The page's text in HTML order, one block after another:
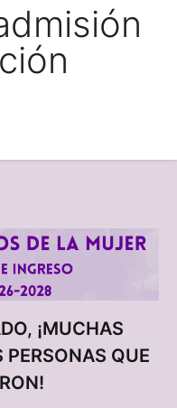
¡MUCHAS
PERSONAS QUE